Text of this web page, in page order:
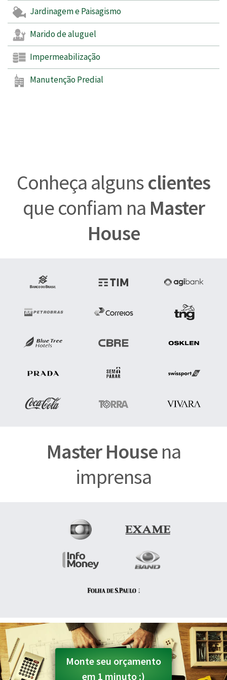
Jardinagem e Paisagismo
Marido de aluguel
Impermeabilização
Manutenção Predial
Conheça algunsclientes
que confiam na Master
House
Master Housena
imprensa
Monte seu orçamento
em 1 minuto ;)